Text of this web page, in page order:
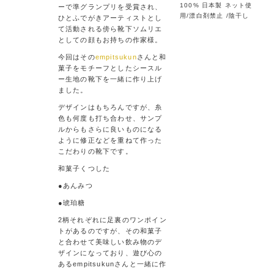
ーで準グランプリを受賞され、
ひとふでがきアーティストとし
て活動される傍ら靴下ソムリエ
としての顔もお持ちの作家様。
今回はそのempitsukunさんと和
菓子をモチーフとしたシースル
ー生地の靴下を一緒に作り上げ
ました。
デザインはもちろんですが、糸
色も何度も打ち合わせ、サンプ
ルからもさらに良いものになる
ように修正などを重ねて作った
こだわりの靴下です。
和菓子くつした
●あんみつ
●琥珀糖
2柄それぞれに足裏のワンポイン
トがあるのですが、その和菓子
と合わせて美味しい飲み物のデ
ザインになっており、遊び心の
あるempitsukunさんと一緒に作
100% 日本製 ネット使
用/漂白剤禁止 /陰干し